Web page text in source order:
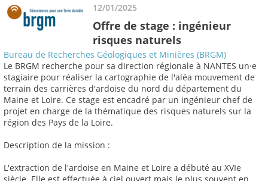
12/01/2025
Offre de stage : ingénieur
risques naturels
Bureau de Recherches Géologiques et Minières (BRGM)
Le BRGM recherche pour sa direction régionale à NANTES un·e
stagiaire pour réaliser la cartographie de l'aléa mouvement de
terrain des carrières d'ardoise du nord du département du
Maine et Loire. Ce stage est encadré par un ingénieur chef de
projet en charge de la thématique des risques naturels sur la
région des Pays de la Loire.
Description de la mission :
L'extraction de l'ardoise en Maine et Loire a débuté au XVIe